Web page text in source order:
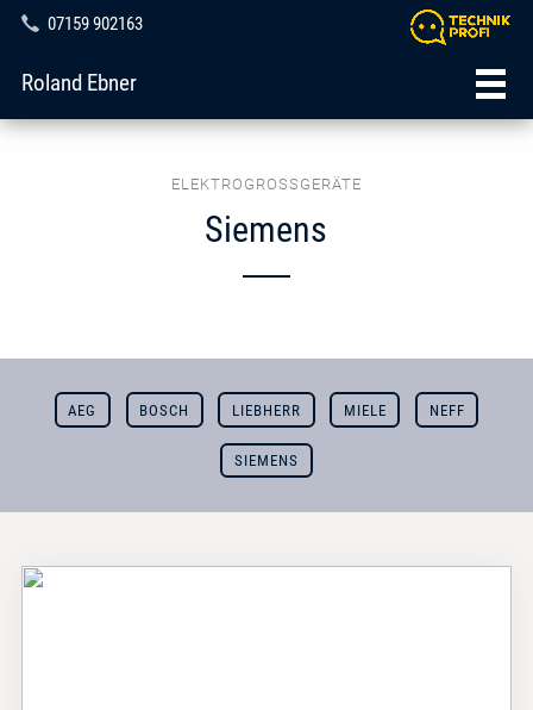
07159 902163
Roland Ebner
ELEKTROGROSSGERÄTE
Siemens
AEG BOSCH LIEBHERR MIELE NEFF
SIEMENS